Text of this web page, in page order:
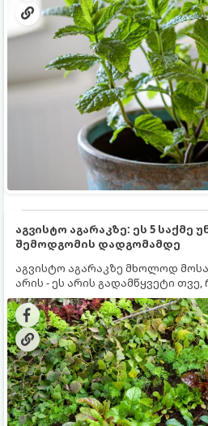
აგვისტო აგარაკზე: ეს 5 საქმე
შემოდგომის დადგომამდე
აგვისტო აგარაკზე მხოლოდ
არის - ეს არის გადამწყვეტი
ეყრება მომავალი წლის
შემოდგომა-ზამთრის
ნიადაგმა ენერგია აღიდგინოს,
ზამთარს გაუძლონ, აგვისტოს
მნიშვნელოვანი საქმის